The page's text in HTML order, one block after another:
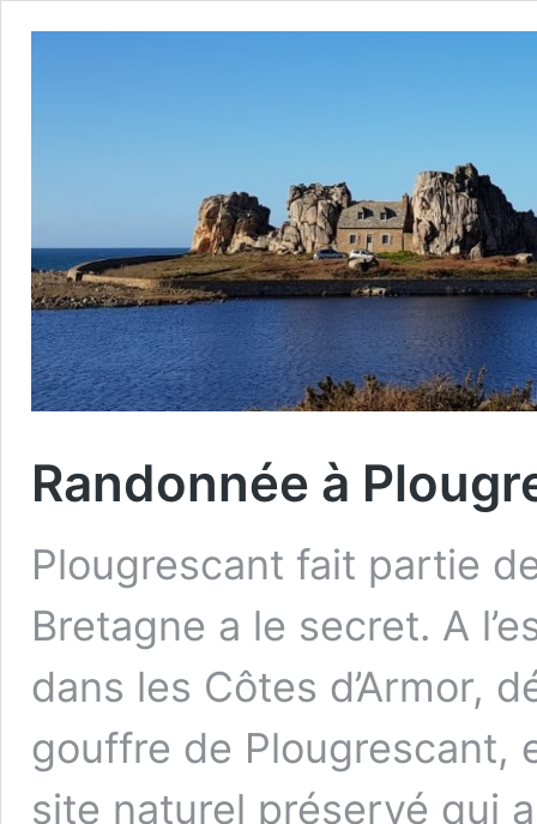
Randonnée à
Plougrescant fait partie
Bretagne a le secret. A
dans les Côtes d’Armor,
gouffre de Plougrescant,
site naturel préservé qui